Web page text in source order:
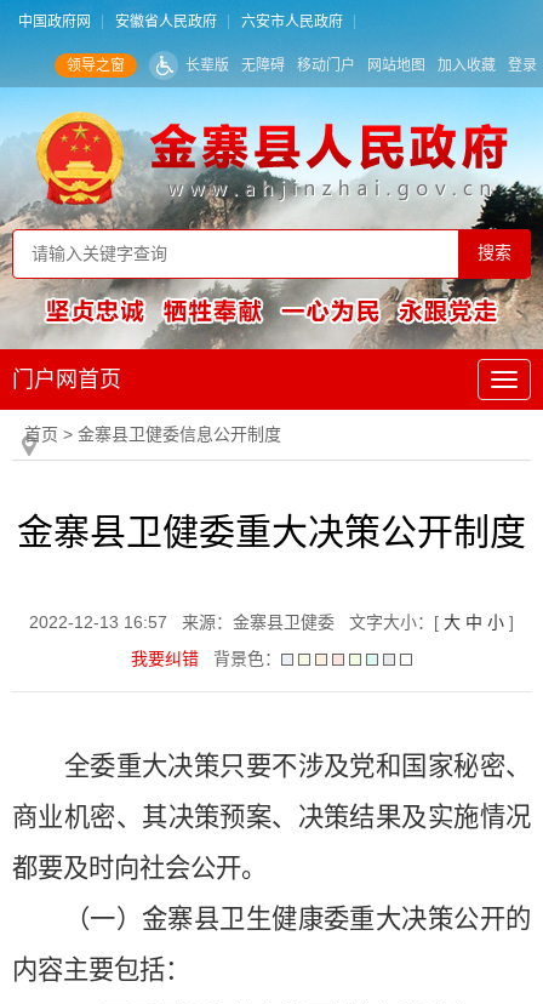
中国政府网 安徽省人民政府 六安市人民政府
领导之窗 长辈版 无障碍 移动门户 网站地图 加入收藏 登录
门户网首页
首页 > 金寨县卫健委信息公开制度
金寨县卫健委重大决策公开制度
2022-12-13 16:57 来源：金寨县卫健委 文字大小：[大 中 小 ]
我要纠错
背景色：
全委重大决策只要不涉及党和国家秘密、
商业机密、其决策预案、决策结果及实施情况
都要及时向社会公开。
（一）金寨县卫生健康委重大决策公开的
内容主要包括：